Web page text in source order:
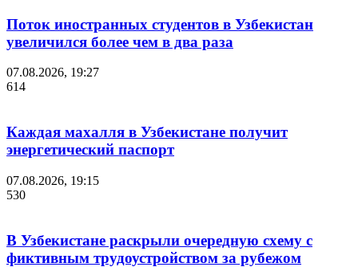
Поток иностранных студентов в Узбекистан
увеличился более чем в два раза
07.08.2026, 19:27
614
Каждая махалля в Узбекистане получит
энергетический паспорт
07.08.2026, 19:15
530
В Узбекистане раскрыли очередную схему с
фиктивным трудоустройством за рубежом